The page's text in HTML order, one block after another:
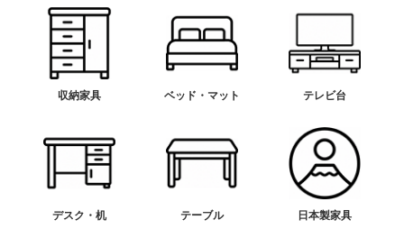
収納家具 ベッド・マット テレビ台
デスク・机 テーブル 日本製家具